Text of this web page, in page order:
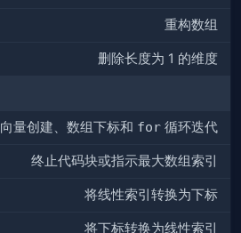
重构数组
删除长度为 1 的维度
向量创建、数组下标和 for 循环迭代
终止代码块或指示最大数组索引
将线性索引转换为下标
将下标转换为线性索引